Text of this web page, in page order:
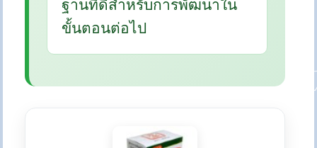
ฐานที่ดีสำหรับการพัฒนาใน
ขั้นตอนต่อไป